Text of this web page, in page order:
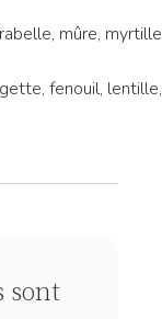
mûre,
fenouil,
sont